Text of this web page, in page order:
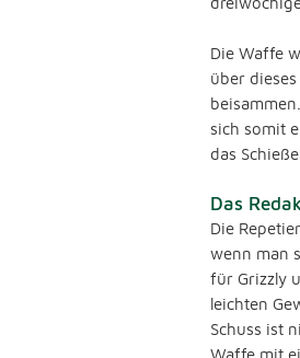
Die Waffe
über
sich somit
das
Das
Die
wenn man
für Grizzly
leichten
Schuss ist
Waffe mit